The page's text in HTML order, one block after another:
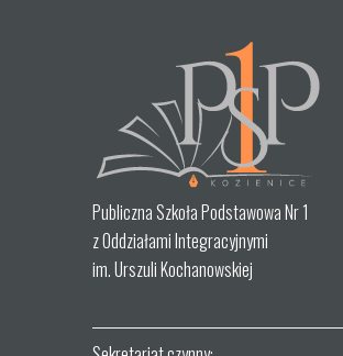
Publiczna Szkoła Podstawowa Nr 1
z Oddziałami Integracyjnymi
im. Urszuli Kochanowskiej